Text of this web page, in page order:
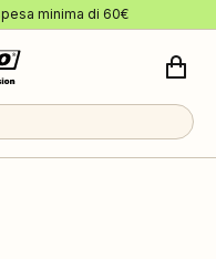
minima di 60€